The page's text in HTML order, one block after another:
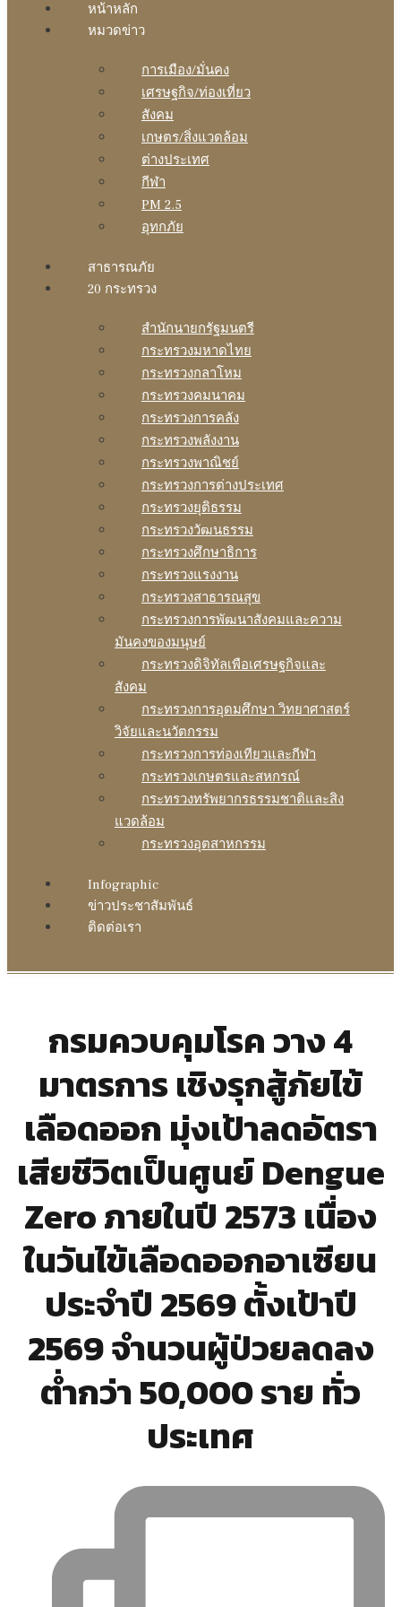
หน้าหลัก
หมวดข่าว
การเมือง/มั่นคง
เศรษฐกิจ/ท่องเที่ยว
สังคม
เกษตร/สิ่งแวดล้อม
ต่างประเทศ
กีฬา
PM 2.5
อุทกภัย
สาธารณภัย
20 กระทรวง
สํานักนายกรัฐมนตรี
กระทรวงมหาดไทย
กระทรวงกลาโหม
กระทรวงคมนาคม
กระทรวงการคลัง
กระทรวงพลังงาน
กระทรวงพาณิชย์
กระทรวงการต่างประเทศ
กระทรวงยุติธรรม
กระทรวงวัฒนธรรม
กระทรวงศึกษาธิการ
กระทรวงแรงงาน
กระทรวงสาธารณสุข
กระทรวงการพัฒนาสังคมและความ
มันคงของมนุษย์
กระทรวงดิจิทัลเพือเศรษฐกิจและ
สังคม
กระทรวงการอุดมศึกษา วิทยาศาสตร์
วิจัยและนวัตกรรม
กระทรวงการท่องเทียวและกีฬา
กระทรวงเกษตรและสหกรณ์
กระทรวงทรัพยากรธรรมชาติและสิง
แวดล้อม
กระทรวงอุตสาหกรรม
Infographic
ข่าวประชาสัมพันธ์
ติดต่อเรา
กรมควบคุมโรค วาง 4
มาตรการ เชิงรุกสู้ภัยไข้
เลือดออก มุ่งเป้าลดอัตรา
เสียชีวิตเป็นศูนย์ Dengue
Zero ภายในปี 2573 เนื่อง
ในวันไข้เลือดออกอาเซียน
ประจำปี 2569 ตั้งเป้าปี
2569 จำนวนผู้ป่วยลดลง
ต่ำกว่า 50,000 ราย ทั่ว
ประเทศ